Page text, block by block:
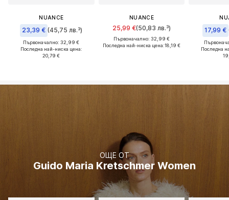
NUANCE
23,39 € (45,75 лв.³)
Първоначално: 32,99 €
Последна най-ниска цена:
20,79 €
NUANCE
25,99 €(50,83 лв.³)
Първоначално: 32,99 €
Последна най-ниска цена:18,19 €
17,99 €
Последна
ОЩЕ ОТ
Guido Maria Kretschmer Women